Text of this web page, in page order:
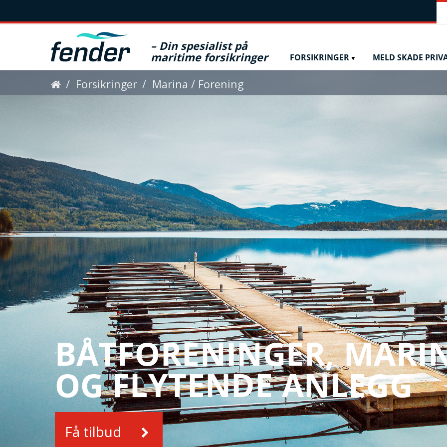
– Din spesialist på
maritime forsikringer FORSIKRINGER MELD SKADE
D
u
e
r
:
Forsikringer Marina / Forening
BÅTFORENINGER,
OG FLYTENDE ANLEGG
Få tilbud